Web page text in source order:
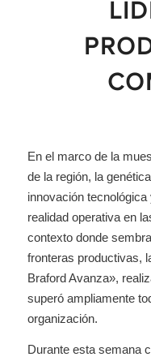
En el marco de la
de la región, la
innovación
realidad operativa en
contexto donde
fronteras productivas,
Braford Avanza»,
superó ampliamente
organización.
Durante esta semana